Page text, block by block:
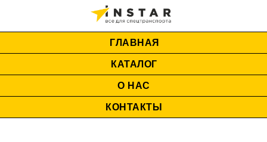
ГЛАВНАЯ
КАТАЛОГ
О НАС
КОНТАКТЫ